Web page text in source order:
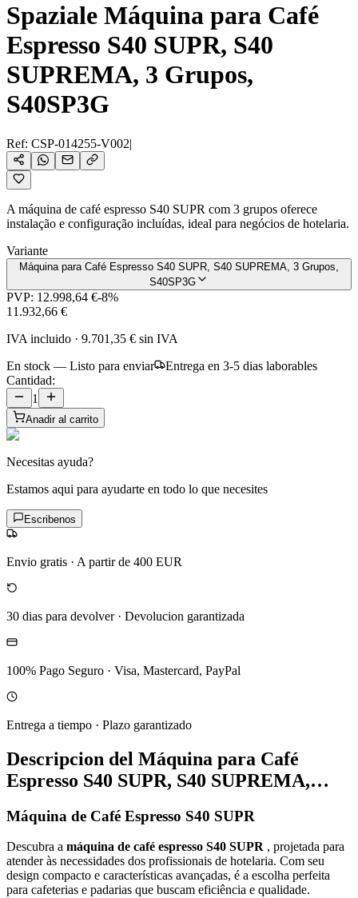
Spaziale Máquina para Café
Espresso S40 SUPR, S40
SUPREMA, 3 Grupos,
S40SP3G
Ref: CSP-014255-V002|
A máquina de café espresso S40 SUPR com 3 grupos oferece
instalação e configuração incluídas, ideal para negócios de hotelaria.
Variante
Máquina para Café Espresso S40 SUPR, S40 SUPREMA, 3 Grupos,
S40SP3G
PVP: 12.998,64 €-8%
11.932,66 €
IVA incluido · 9.701,35 € sin IVA
En stock — Listo para enviar
Entrega en 3-5 dias laborables
Cantidad:
1
Anadir al carrito
Necesitas ayuda?
Estamos aqui para ayudarte en todo lo que necesites
Escribenos
Envio gratis · A partir de 400 EUR
30 dias para devolver· Devolucion garantizada
100% Pago Seguro · Visa, Mastercard, PayPal
Entrega a tiempo · Plazo garantizado
Descripcion del Máquina para Café
Espresso S40 SUPR, S40 SUPREMA,…
Máquina de Café Espresso S40 SUPR
Descubra a máquina de café espresso S40 SUPR , projetada para
atender às necessidades dos profissionais de hotelaria. Com seu
design compacto e características avançadas, é a escolha perfeita
para cafeterias e padarias que buscam eficiência e qualidade.